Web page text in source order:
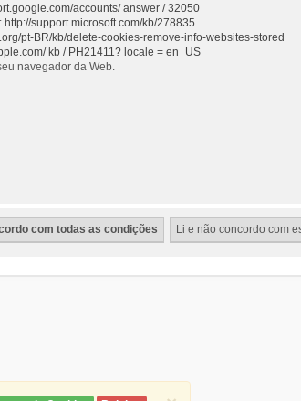
accounts/ answer / 32050
http://support.microsoft.com/kb/278835
pt-BR/kb/delete-cookies-remove-info-websites-stored
kb / PH21411? locale = en_US
navegador da Web.